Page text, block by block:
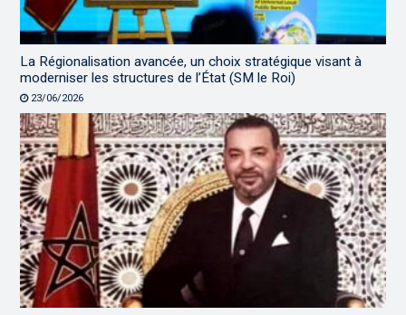
La Régionalisation avancée, un choix stratégique visant à
moderniser les structures de l’État (SM le Roi)
23/06/2026